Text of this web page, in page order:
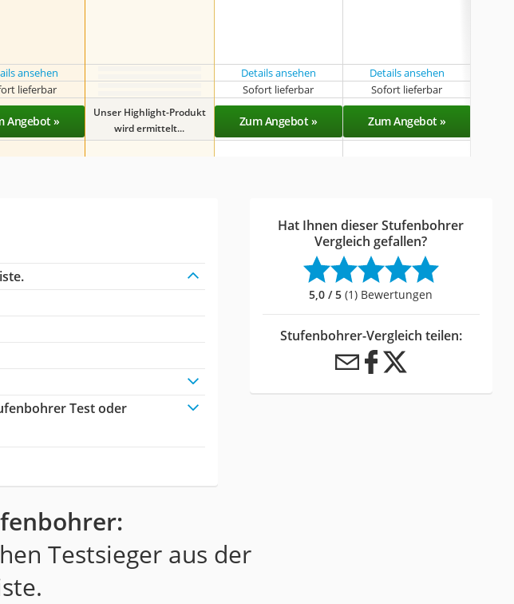
ansehen Details ansehen
Details ansehen
lieferbar Sofort lieferbar Sofort lieferbar
Angebot »
Unser Highlight-Produkt
wird ermittelt...
Zum Angebot » Zum Angebot »
Test oder
Hat Ihnen dieser Stufenbohrer
Vergleich gefallen?
5,0 / 5 (1) Bewertungen
Stufenbohrer-Vergleich teilen:
Testsieger aus der